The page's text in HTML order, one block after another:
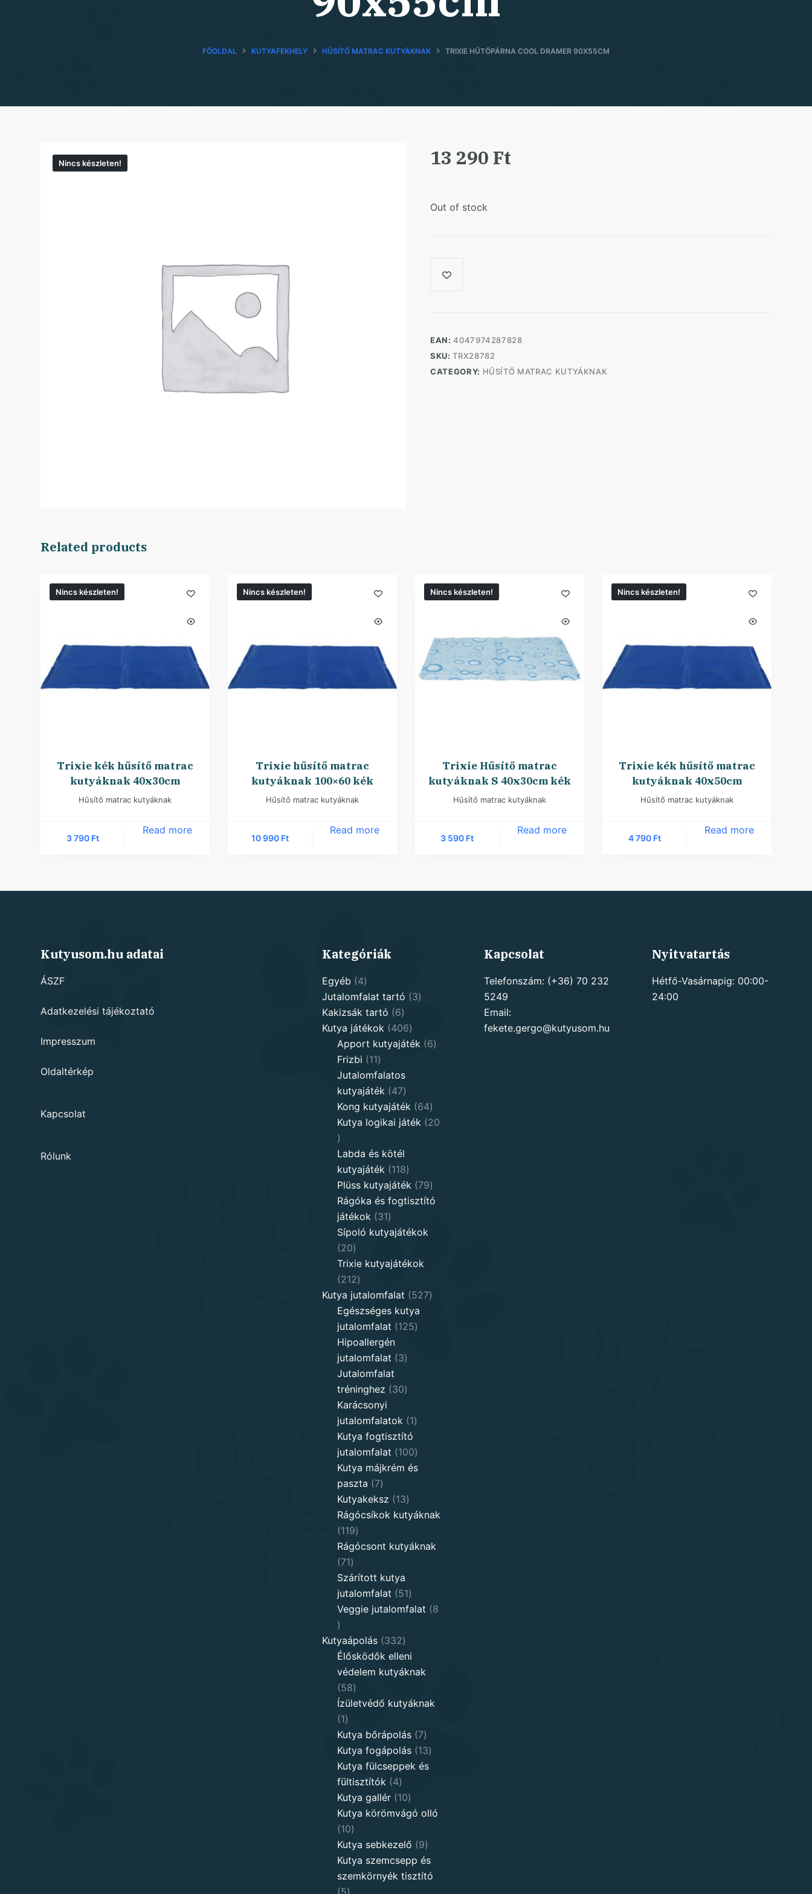
FŐOLDAL KUTYAFEKHELY HŰSÍTŐ MATRAC KUTYÁKNAK TRIXIE HŰTŐPÁRNA COOL DRAMER 90X55CM
Nincs készleten! 13 290 Ft
Out of stock
EAN:4047974287828
SKU:TRX28782
CATEGORY: HŰSÍTŐ MATRAC KUTYÁKNAK
Related products
Nincs készleten!
Trixie kék hűsítő matrac
kutyáknak 40x30cm
Hűsítő matrac kutyáknak
3 790 Ft
Read more
Nincs készleten!
Trixie hűsítő matrac
kutyáknak 100×60 kék
Hűsítő matrac kutyáknak
10 990 Ft
Read more
Nincs készleten!
Trixie Hűsítő matrac
kutyáknak S 40x30cm kék
Hűsítő matrac kutyáknak
3 590 Ft
Read more
Nincs készleten!
Trixie kék hűsítő matrac
kutyáknak 40x50cm
Hűsítő matrac kutyáknak
4 790 Ft
Read more
Kutyusom.hu adatai
ÁSZF
Adatkezelési tájékoztató
Impresszum
Oldaltérkép
Kapcsolat
Rólunk
Kategóriák
Egyéb 44
products
Jutalomfalat tartó 33
Kakizsák tartó 66
products
Kutya játékok 406406
products
Apport kutyajáték 66
Frizbi 1111
products
Jutalomfalatos
kutyajáték
4747
products
Kong kutyajáték 6464
products
Kutya logikai játék
20
20
products
Labda és kötél
kutyajáték
118118
products
Plüss kutyajáték 7979
products
Rágóka és fogtisztító
játékok
3131
products
Sípoló kutyajátékok
2020
products
Trixie kutyajátékok
212212
products
Kutya jutalomfalat 527527
Egészséges kutya
jutalomfalat
125125
Hipoallergén
jutalomfalat
33
Jutalomfalat
tréninghez
3030
Karácsonyi
jutalomfalatok
11
Kutya fogtisztító
jutalomfalat
100100
products
Kutya májkrém és
paszta
77
products
Kutyakeksz 1313
products
Rágócsíkok kutyáknak
119119
products
Rágócsont kutyáknak
7171
products
Szárított kutya
jutalomfalat
5151
products
Veggie jutalomfalat
8
8
products
Kutyaápolás 332332
products
Élősködők elleni
védelem kutyáknak
5858
products
Ízületvédő kutyáknak
11
product
Kutya bőrápolás 77
products
Kutya fogápolás 1313
products
Kutya fülcseppek és
fültisztítók
44
products
Kutya gallér 1010
products
Kutya körömvágó olló
1010
products
Kutya sebkezelő 99
products
Kutya szemcsepp és
szemkörnyék tisztító
55
Kapcsolat
Telefonszám: (+36) 70 232
5249
Email:
fekete.gergo@kutyusom.hu
Nyitvatartás
Hétfő-Vasárnapig: 00:00-
24:00